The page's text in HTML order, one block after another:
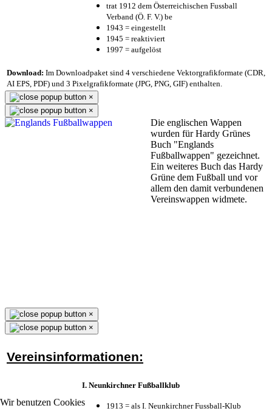
Wir benutzen Cookies
trat 1912 dem Österreichischen Fussball
Verband (Ö. F. V.) be
1943 = eingestellt
1945 = reaktiviert
1997 = aufgelöst
Download: Im Downloadpaket sind 4 verschiedene Vektorgrafikformate (CDR,
AI EPS, PDF) und 3 Pixelgrafikformate (JPG, PNG, GIF) enthalten.
×
×
Die englischen Wappen
wurden für Hardy Grünes
Buch "Englands
Fußballwappen" gezeichnet.
Ein weiteres Buch das Hardy
Grüne dem Fußball und vor
allem den damit verbundenen
Vereinswappen widmete.
×
×
Vereinsinformationen:
I. Neunkirchner Fußballklub
1913 = als I. Neunkirchner Fussball-Klub